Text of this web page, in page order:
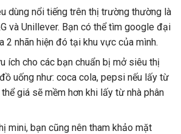
dùng nổi tiếng trên thị trường thường là
và Unillever. Bạn có thể tìm google đại
2 nhãn hiện đó tại khu vực của mình.
ích cho các bạn chuẩn bị mở siêu thị
uống như: coca cola, pepsi nếu lấy từ
giá sẽ mềm hơn khi lấy từ nhà phân
mini, bạn cũng nên tham khảo mặt